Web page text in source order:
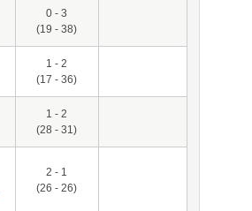
0 - 3
(19 - 38)
1 - 2
(17 - 36)
1 - 2
(28 - 31)
2 - 1
(26 - 26)